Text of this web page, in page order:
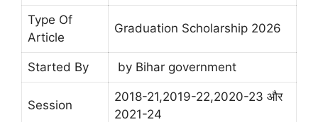
Type Of
Article
Graduation Scholarship 2026
Started By by Bihar government
Session
2018-21,2019-22,2020-23 और
2021-24